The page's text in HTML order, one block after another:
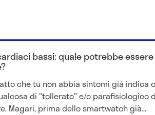
bassi: quale potrebbe essere
che tu non abbia sintomi già indica
di "tollerato" e/o parafisiologico
Magari, prima dello smartwatch già...